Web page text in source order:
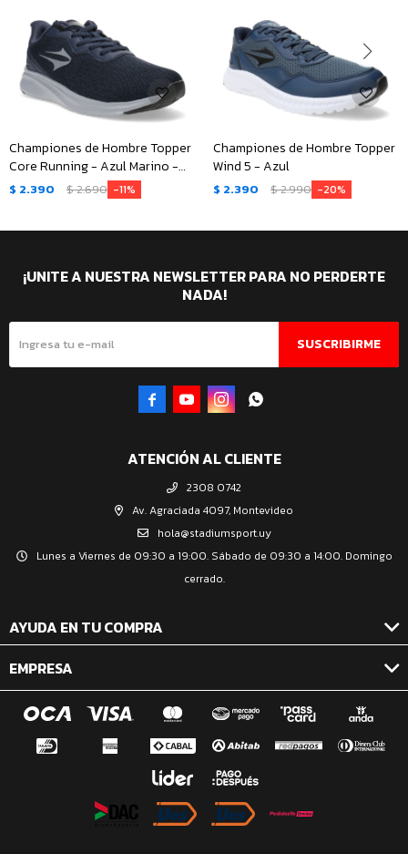
Championes de Hombre Topper
Core Running - Azul Marino -
Gris
$ 2.390 $2.690 11
Championes de Hombre Topper
Wind 5 - Azul
$ 2.390 $2.990 20
ATENCIÓN AL CLIENTE
2308 0742
Av. Agraciada 4097, Montevideo
hola@stadiumsport.uy
Lunes a Viernes de 09:30 a 19:00. Sábado de 09:30 a 14:00. Domingo
cerrado.
AYUDA EN TU COMPRA
EMPRESA
¡UNITE A NUESTRA NEWSLETTER PARA NO PERDERTE
NADA!
SUSCRIBIRME
   